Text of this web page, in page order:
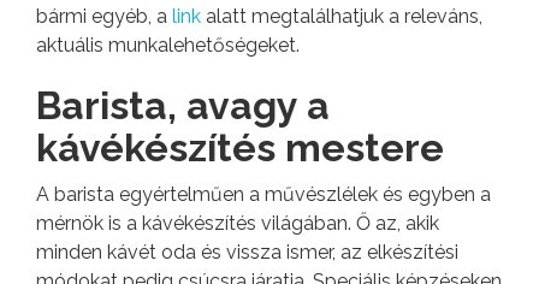
bármi egyéb, a link alatt megtalálhatjuk a releváns,
aktuális munkalehetőségeket.
Barista, avagy a
kávékészítés mestere
A barista egyértelműen a művészlélek és egyben a
mérnök is a kávékészítés világában. Ő az, akik
minden kávét oda és vissza ismer, az elkészítési